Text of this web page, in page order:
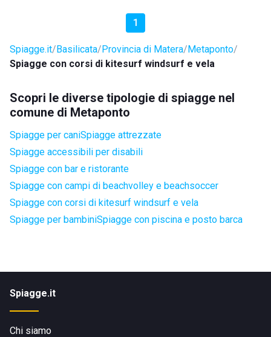
1
Spiagge.it Basilicata Provincia di Matera Metaponto
Spiagge con corsi di kitesurf windsurf e vela
Scopri le diverse tipologie di spiagge nel
comune di Metaponto
Spiagge per caniSpiagge attrezzate
Spiagge accessibili per disabili
Spiagge con bar e ristorante
Spiagge con campi di beachvolley e beachsoccer
Spiagge con corsi di kitesurf windsurf e vela
Spiagge per bambiniSpiagge con piscina e posto barca
Spiagge.it
Chi siamo